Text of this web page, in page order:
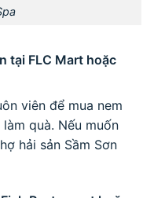
tại FLC Mart hoặc
viên để mua nem
quà. Nếu muốn
hải sản Sầm Sơn